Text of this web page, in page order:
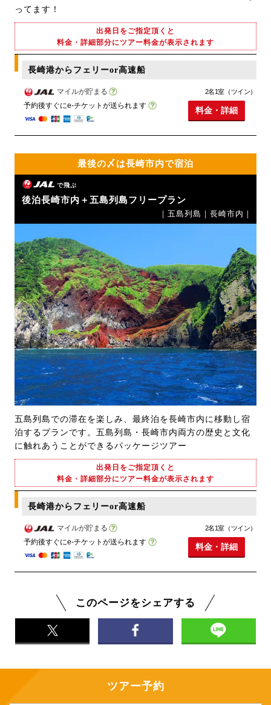
ってます！
出発日をご指定頂くと
料金・詳細部分にツアー料金が表示されます
長崎港からフェリーor高速船
マイルが貯まる
予約後すぐにe-チケットが送られます
2名1室（ツイン）
料金・詳細
最後の〆は長崎市内で宿泊
で飛ぶ
後泊長崎市内＋五島列島フリープラン
｜五島列島｜長崎市内｜
五島列島での滞在を楽しみ、最終泊を長崎市内に移動し宿
泊するプランです。五島列島・長崎市内両方の歴史と文化
に触れあうことができるパッケージツアー
出発日をご指定頂くと
料金・詳細部分にツアー料金が表示されます
長崎港からフェリーor高速船
マイルが貯まる
予約後すぐにe-チケットが送られます
2名1室（ツイン）
料金・詳細
このページをシェアする
ツアー予約